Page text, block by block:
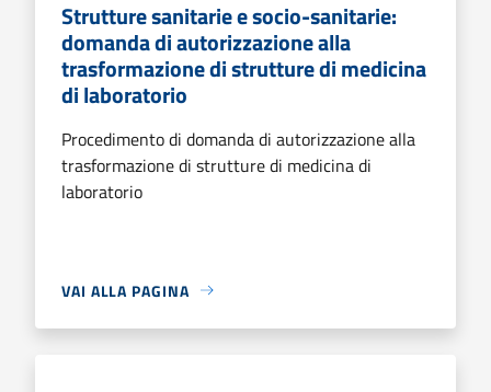
Strutture sanitarie e socio-sanitarie:
domanda di autorizzazione alla
trasformazione di strutture di medicina
di laboratorio
Procedimento di domanda di autorizzazione alla
trasformazione di strutture di medicina di
laboratorio
VAI ALLA PAGINA